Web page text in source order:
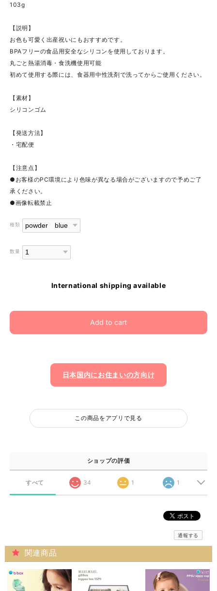
103g
【説明】
お色も可愛く出産祝いにもおすすめです。
BPAフリーの食品用安全なシリコンを使用しております。
丸ごと熱湯消毒・食洗機使用可能
初めて使用する際には、食器用中性洗剤で洗ってからご使用ください。
【素材】
シリコンゴム
【発送方法】
・宅配便
【注意点】
●お客様のPC環境により色味が異なる場合がございますので予めご了
承ください。
●画像転載禁止
種類
数量
International shipping available
Add to cart
日本国内にお住まいの方向け
この商品をアプリで見る
ショップの評価
すべて 34 1 1
通報する
関連商品